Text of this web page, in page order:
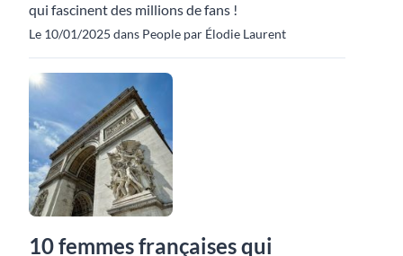
qui fascinent des millions de fans !
Le 10/01/2025 dans People par Élodie Laurent
10 femmes françaises qui